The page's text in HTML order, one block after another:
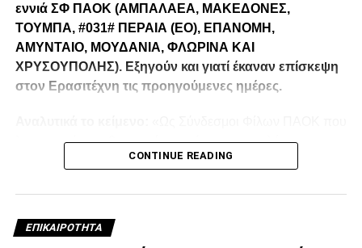
εννιά ΣΦ ΠΑΟΚ (ΑΜΠΑΛΑΕΑ, ΜΑΚΕΔΟΝΕΣ,
ΤΟΥΜΠΑ, #031# ΠΕΡΑΙΑ (ΕΟ), ΕΠΑΝΟΜΗ,
ΑΜΥΝΤΑΙΟ, ΜΟΥΔΑΝΙΑ, ΦΛΩΡΙΝΑ ΚΑΙ
ΧΡΥΣΟΥΠΟΛΗΣ). Εξηγούν και γιατί έκαναν επίσκεψη
στον Ερασιτέχνη τις προηγούμενες ημέρες.
λειτουργούμε καθημερινά με γνώμωνα το καλό του
Δικεφάλου και μόνο, αισθανόμαστε την ανάγκη να
όψη των 100 ετών τα διοικητικά εσωπροβλήματα του
οργανισμού δεν φαίνεται να καταλαγιάζουν (κάθε άλλο
μάλλον) παρά τις επανειλημμένες προσπάθειες μας να
CONTINUE READING
ΕΠΙΚΑΙΡΌΤΗΤΑ